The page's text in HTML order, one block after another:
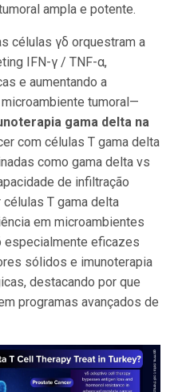
ampla e potente.
células γδ orquestram a
IFN-γ / TNF-α,
e aumentando a
tumoral—
gama delta na
com células T gama delta
como gama delta vs
de infiltração
T gama delta
em microambientes
especialmente eficazes
sólidos e imunoterapia
destacando por que
programas avançados de